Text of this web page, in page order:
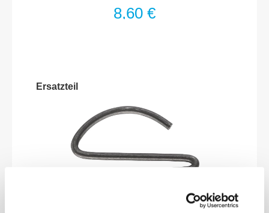
Haltekraft) zur Befestigung z.B. an
Werkstattwagen, -wänden, -schränken,
magnetische Teile geeignetDurchmesser:
150 mmNetto-Gewicht (kg): 0.38 kg
8,60 €
Ersatzteil